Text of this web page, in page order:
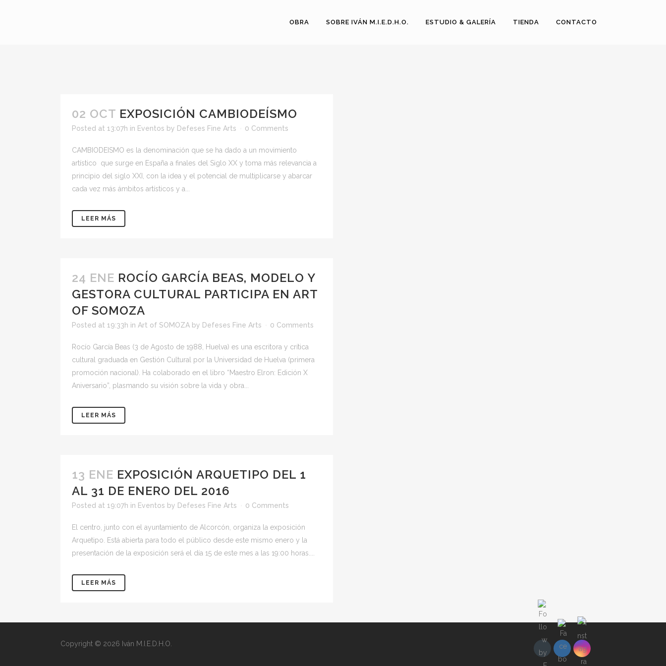
OBRA SOBRE IVÁN M.I.E.D.H.O. ESTUDIO & GALERÍA TIENDA CONTACTO
02 OCT EXPOSICIÓN CAMBIODEÍSMO
Posted at 13:07h in Eventos by Defeses Fine Arts 0 Comments
CAMBIODEISMO es la denominación que se ha dado a un movimiento
artístico que surge en España a finales del Siglo XX y toma más relevancia a
principio del siglo XXI, con la idea y el potencial de multiplicarse y abarcar
cada vez más ámbitos artísticos y a...
LEER MÁS
24 ENE ROCÍO GARCÍA BEAS, MODELO Y
GESTORA CULTURAL PARTICIPA EN ART
OF SOMOZA
Posted at 19:33h in Art of SOMOZA by Defeses Fine Arts 0 Comments
Rocío García Beas (3 de Agosto de 1988, Huelva) es una escritora y crítica
cultural graduada en Gestión Cultural por la Universidad de Huelva (primera
promoción nacional). Ha colaborado en el libro “Maestro Elron: Edición X
Aniversario”, plasmando su visión sobre la vida y obra...
LEER MÁS
13 ENE EXPOSICIÓN ARQUETIPO DEL 1
AL 31 DE ENERO DEL 2016
Posted at 19:07h in Eventos by Defeses Fine Arts 0 Comments
El centro, junto con el ayuntamiento de Alcorcón, organiza la exposición
Arquetipo. Está abierta para todo el público desde este mismo enero y la
presentación de la exposición será el día 15 de este mes a las 19:00 horas....
LEER MÁS
Copyright © 2026 Iván M.I.E.D.H.O.